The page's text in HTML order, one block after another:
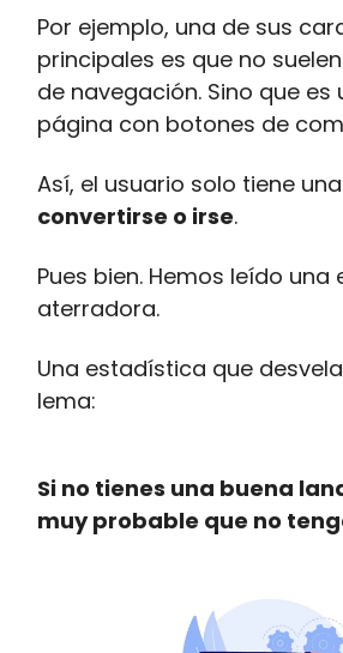
Por ejemplo, una de sus
principales es que no
de navegación. Sino que es
página con botones de
Así, el usuario solo tiene
convertirse o irse.
Pues bien. Hemos leído
aterradora.
Una estadística que
lema:
Si no tienes una buena
muy probable que no